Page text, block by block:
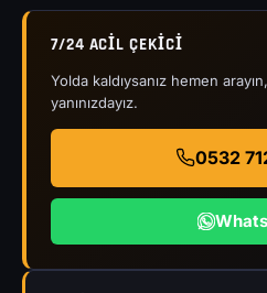
7/24 ACIL ÇEKICI
Yolda kaldıysanız hemen
yanınızdayız.
0532